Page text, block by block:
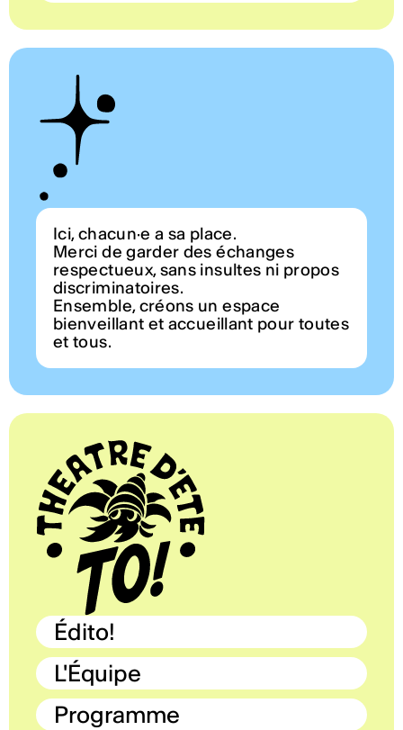
Ici, chacun·e a sa place.
Merci de garder des échanges
respectueux, sans insultes ni propos
discriminatoires.
Ensemble, créons un espace
bienveillant et accueillant pour toutes
et tous.
Édito!
L'Équipe
Programme